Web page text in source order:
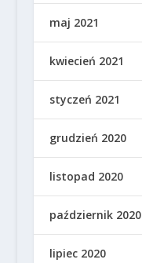
maj 2021
kwiecień 2021
styczeń 2021
grudzień 2020
listopad 2020
październik 2020
lipiec 2020